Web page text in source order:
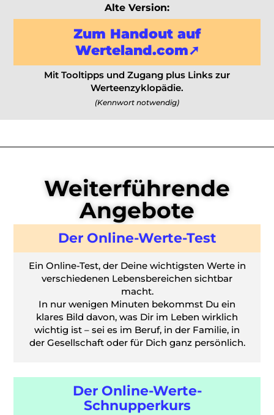
Alte Version:
Zum Handout auf
Werteland.com➚
Mit Tooltipps und Zugang plus Links zur
Werteenzyklopädie.
(Kennwort notwendig)
Weiterführende
Angebote
Der Online-Werte-Test
Ein Online-Test, der Deine wichtigsten Werte in
verschiedenen Lebensbereichen sichtbar
macht.
In nur wenigen Minuten bekommst Du ein
klares Bild davon, was Dir im Leben wirklich
wichtig ist – sei es im Beruf, in der Familie, in
der Gesellschaft oder für Dich ganz persönlich.
Der Online-Werte-
Schnupperkurs